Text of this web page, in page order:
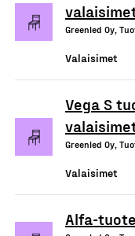
Greenled Oy,
Valaisimet
Vega S
Greenled Oy,
Valaisimet
Alfa-